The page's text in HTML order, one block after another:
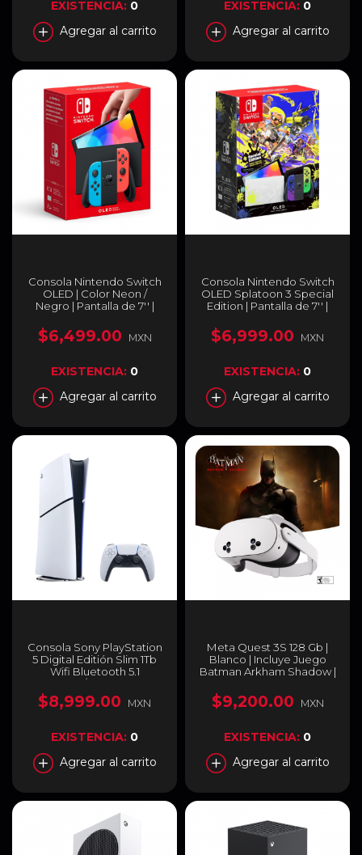
EXISTENCIA: 0
Agregar al carrito
EXISTENCIA: 0
Agregar al carrito
Consola Nintendo Switch
OLED | Color Neon /
Negro | Pantalla de 7'' |
integrado | HEG-S-KBAAA
$6,499.00 MXN
EXISTENCIA: 0
Agregar al carrito
Consola Nintendo Switch
OLED Splatoon 3 Special
Edition | Pantalla de 7'' |
integrado | HEG-S-KAAA
$6,999.00 MXN
EXISTENCIA: 0
Agregar al carrito
Consola Sony PlayStation
5 Digital Editión Slim 1Tb
Wifi Bluetooth 5.1
Blanco/Negro PS5
$8,999.00 MXN
EXISTENCIA: 0
Agregar al carrito
Meta Quest 3S 128 Gb |
Blanco | Incluye Juego
Batman Arkham Shadow |
$9,200.00 MXN
EXISTENCIA: 0
Agregar al carrito